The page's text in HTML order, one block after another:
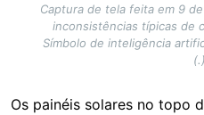
Captura de tela feita em 9
inconsistências típicas de
Símbolo de inteligência
(.)
Os painéis solares no topo